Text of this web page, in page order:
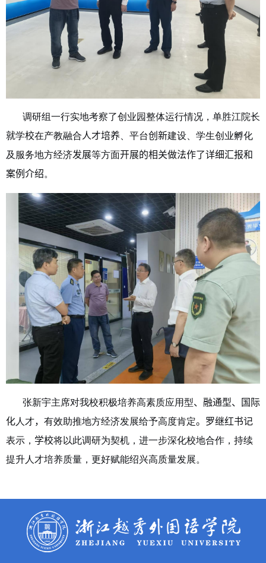
调研组一行实地考察了创业园整体运行情况，单胜江院长
就学校在产教融合人才培养、平台创新建设、学生创业孵化
及服务地方经济发展等方面开展的相关做法作了详细汇报和
案例介绍。
张新宇主席对我校积极培养高素质应用型、 融通型、国际
化人才， 有效助推地方经济发展给予高度肯定。 罗继红书记
表示， 学校将以此调研为契机，进一步深化校地合作，持续
提升人才培养质量，更好赋能绍兴高质量发展。